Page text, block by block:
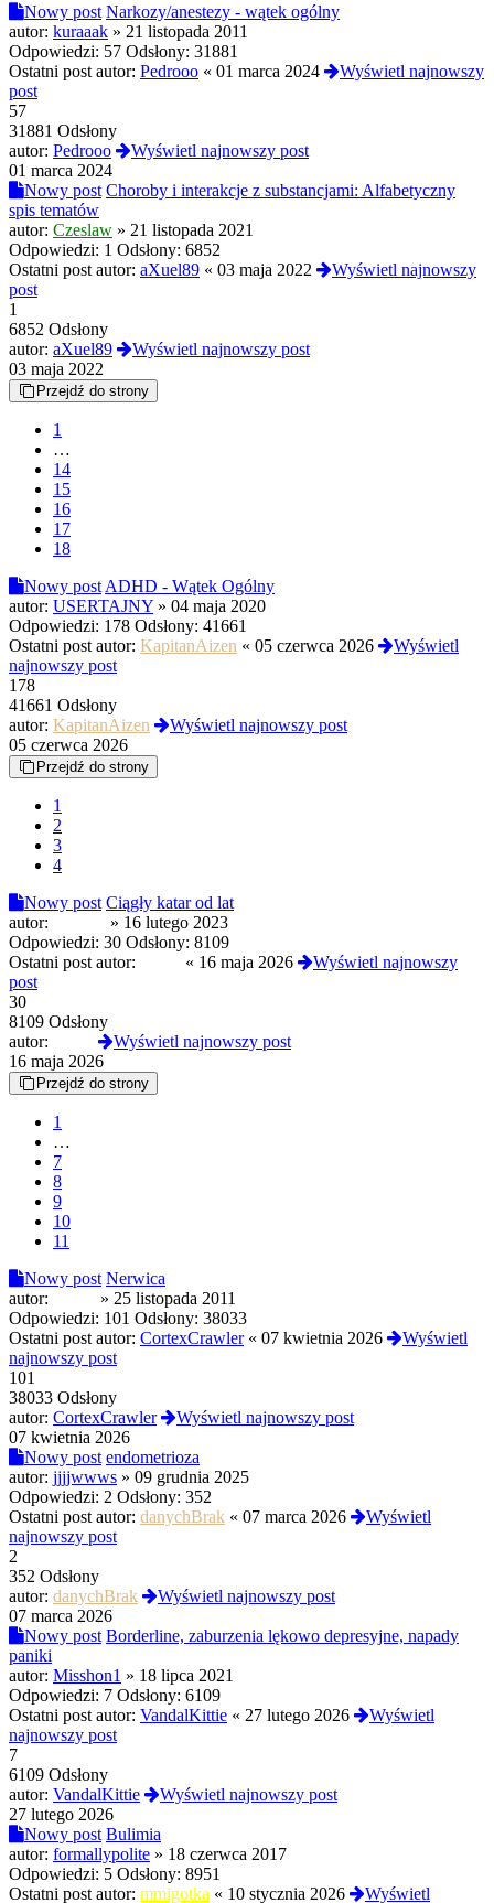
Nowy post Narkozy/anestezy - wątek ogólny
autor: kuraaak » 21 listopada 2011
Odpowiedzi: 57 Odsłony: 31881
Ostatni post autor: Pedrooo « 01 marca 2024
Wyświetl najnowszy
post
57
31881 Odsłony
autor: Pedrooo
Wyświetl najnowszy post
01 marca 2024
Nowy post Choroby i interakcje z substancjami: Alfabetyczny
spis tematów
autor: Czeslaw » 21 listopada 2021
Odpowiedzi: 1 Odsłony: 6852
Ostatni post autor: aXuel89 « 03 maja 2022
Wyświetl najnowszy
post
1
6852 Odsłony
autor: aXuel89
Wyświetl najnowszy post
03 maja 2022
Przejdź do strony
1
…
14
15
16
17
18
Nowy post ADHD - Wątek Ogólny
autor: USERTAJNY » 04 maja 2020
Odpowiedzi: 178 Odsłony: 41661
Ostatni post autor: KapitanAizen « 05 czerwca 2026
Wyświetl
najnowszy post
178
41661 Odsłony
autor: KapitanAizen
Wyświetl najnowszy post
05 czerwca 2026
Przejdź do strony
1
2
3
4
Nowy post Ciągły katar od lat
autor:
» 16 lutego 2023
Odpowiedzi: 30 Odsłony: 8109
Ostatni post autor:
« 16 maja 2026
Wyświetl najnowszy
post
30
8109 Odsłony
autor:
Wyświetl najnowszy post
16 maja 2026
Przejdź do strony
1
…
7
8
9
10
11
Nowy post Nerwica
autor:
» 25 listopada 2011
Odpowiedzi: 101 Odsłony: 38033
Ostatni post autor: CortexCrawler« 07 kwietnia 2026
Wyświetl
najnowszy post
101
38033 Odsłony
autor: CortexCrawler
Wyświetl najnowszy post
07 kwietnia 2026
Nowy post endometrioza
autor: jjjjwwws » 09 grudnia 2025
Odpowiedzi: 2 Odsłony: 352
Ostatni post autor: danychBrak « 07 marca 2026
Wyświetl
najnowszy post
2
352 Odsłony
autor: danychBrak
Wyświetl najnowszy post
07 marca 2026
Nowy post Borderline, zaburzenia lękowo depresyjne, napady
paniki
autor: Misshon1 » 18 lipca 2021
Odpowiedzi: 7 Odsłony: 6109
Ostatni post autor: VandalKittie « 27 lutego 2026
Wyświetl
najnowszy post
7
6109 Odsłony
autor: VandalKittie
Wyświetl najnowszy post
27 lutego 2026
Nowy post Bulimia
autor: formallypolite » 18 czerwca 2017
Odpowiedzi: 5 Odsłony: 8951
Ostatni post autor: mmigotka « 10 stycznia 2026 Wyświetl